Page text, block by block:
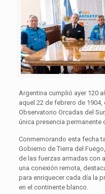
Argentina cumplió ayer 120
aquel 22 de febrero de
Observatorio Orcadas del
única presencia permanente
Conmemorando esta fecha
Gobierno de Tierra del
de las fuerzas armadas con
una conexión remota,
para enriquecer cada día la
en el continente blanco.